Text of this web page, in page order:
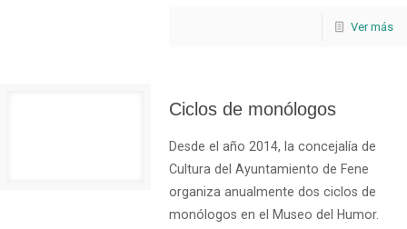
Ver más
Ciclos de monólogos
Desde el año 2014, la concejalía de
Cultura del Ayuntamiento de Fene
organiza anualmente dos ciclos de
monólogos en el Museo del Humor.